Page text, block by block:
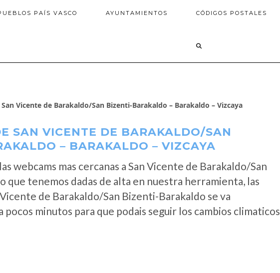
PAÍS VASCO AYUNTAMIENTOS CÓDIGOS POSTALES
Vicente de Barakaldo/San Bizenti-Barakaldo – Barakaldo – Vizcaya
SAN VICENTE DE BARAKALDO/SAN
– BARAKALDO – VIZCAYA
webcams mas cercanas a San Vicente de Barakaldo/San
que tenemos dadas de alta en nuestra herramienta, las
de Barakaldo/San Bizenti-Barakaldo se va
pocos minutos para que podais seguir los cambios climaticos